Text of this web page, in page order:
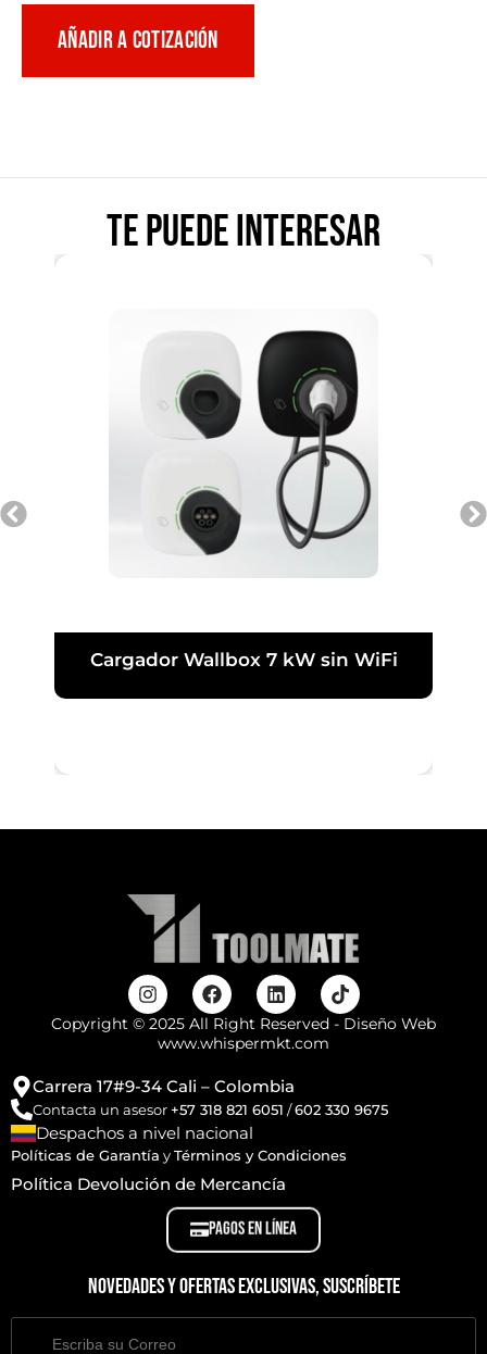
AÑADIR A COTIZACIÓN
Te puede interesar
Cargador Wallbox 7 kW sin WiFi
Copyright © 2025 All Right Reserved - Diseño Web
www.whispermkt.com
Carrera 17#9-34 Cali – Colombia
Contacta un asesor+57 318 821 6051 /602 330 9675
Despachos a nivel nacional
Políticas de Garantía yTérminos y Condiciones
Política Devolución de Mercancía
PAGOS EN LÍNEA
Novedades y ofertas exclusivas, suscríbete